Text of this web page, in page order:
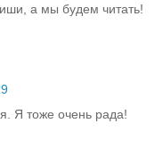
а мы будем читать!
Я тоже очень рада!